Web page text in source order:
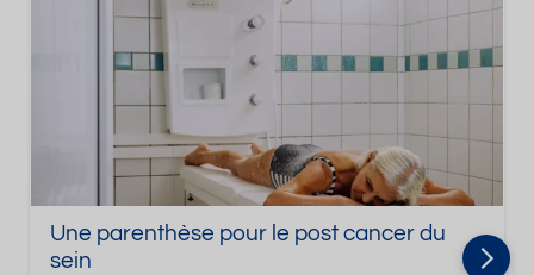
Une parenthèse pour le post cancer du
sein